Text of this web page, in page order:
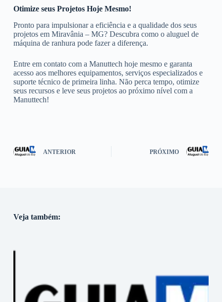
Otimize seus Projetos Hoje Mesmo!
Pronto para impulsionar a eficiência e a qualidade dos seus
projetos em Miravânia – MG? Descubra como o aluguel de
máquina de ranhura pode fazer a diferença.
Entre em contato com a Manuttech hoje mesmo e garanta
acesso aos melhores equipamentos, serviços especializados e
suporte técnico de primeira linha. Não perca tempo, otimize
seus recursos e leve seus projetos ao próximo nível com a
Manuttech!
ANTERIOR PRÓXIMO
Veja também: